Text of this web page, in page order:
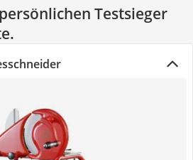
Testsieger